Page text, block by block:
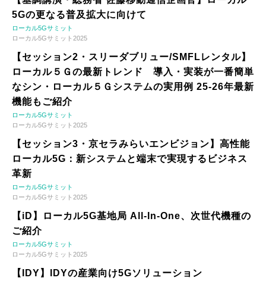
5Gの更なる普及拡大に向けて
ローカル5Gサミット
ローカル5Gサミット2025
【セッション2・スリーダブリュー/SMFLレンタル】
ローカル５Ｇの最新トレンド 導入・実装が一番簡単
なシン・ローカル５Ｇシステムの実用例 25-26年最新
機能もご紹介
ローカル5Gサミット
ローカル5Gサミット2025
【セッション3・京セラみらいエンビジョン】高性能
ローカル5G：新システムと端末で実現するビジネス
革新
ローカル5Gサミット
ローカル5Gサミット2025
【iD】ローカル5G基地局 All-In-One、次世代機種の
ご紹介
ローカル5Gサミット
ローカル5Gサミット2025
【IDY】IDYの産業向け5Gソリューション